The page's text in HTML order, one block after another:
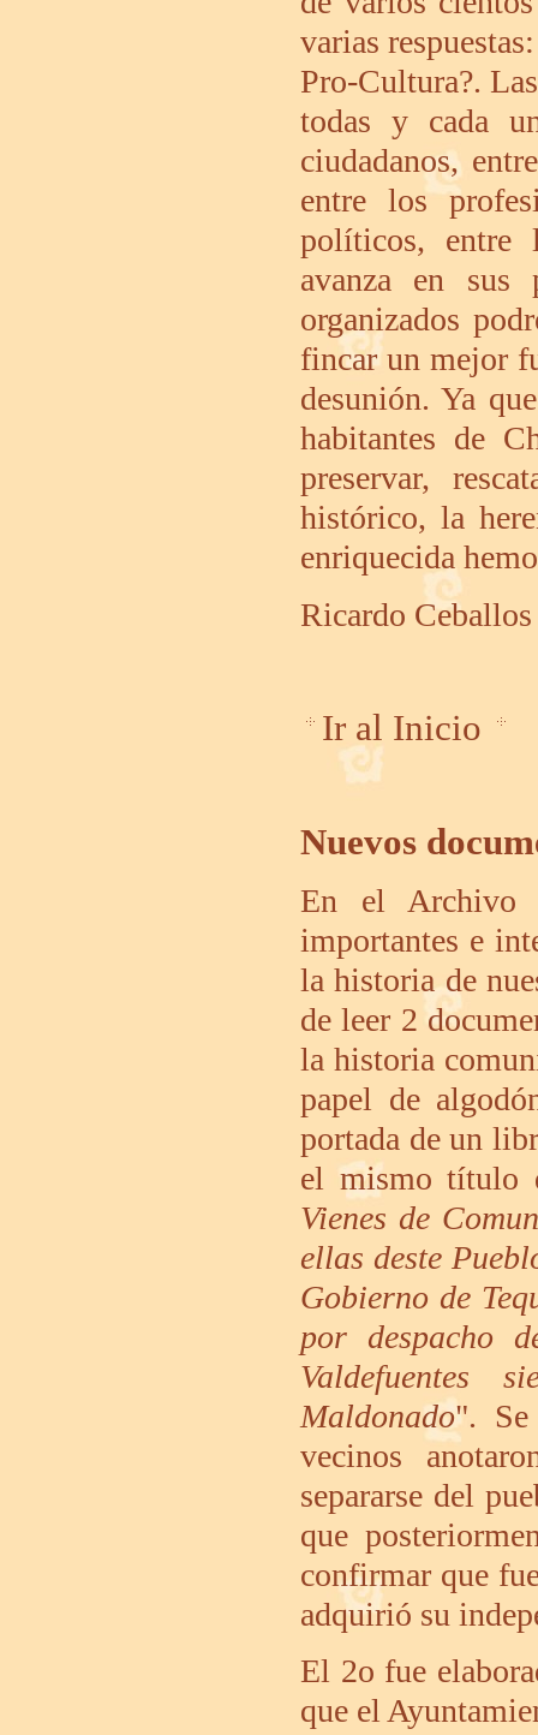
varias
Pro-Cultura?.
todas y cada
ciudadanos,
entre los
políticos, entre
avanza en sus
organizados
fincar un mejor
desunión. Ya
habitantes de
preservar,
histórico, la
enriquecida
Ricardo
Ir al Inicio
Nuevos
En el Archivo
importantes e
la historia de
de leer 2
la historia
papel de
portada de un
el mismo título
Vienes de
ellas deste
Gobierno de
por despacho
Valdefuentes
Maldonado". Se
vecinos
separarse del
que
confirmar que
adquirió su
El 2o fue
que el